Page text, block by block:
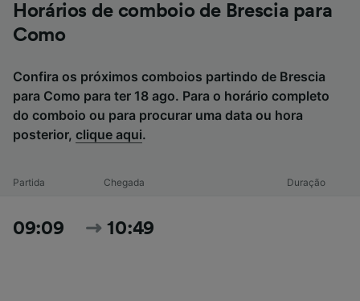
Horários de comboio de Brescia para
Como
Confira os próximos comboios partindo de Brescia
para Como para ter 18 ago. Para o horário completo
do comboio ou para procurar uma data ou hora
posterior, clique aqui.
Partida Chegada Duração
09:09 10:49